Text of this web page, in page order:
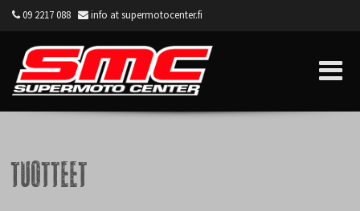
09 2217 088 info at supermotocenter.fi
Tuotteet